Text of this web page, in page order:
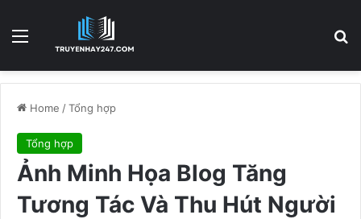
Home /Tổng hợp
Tổng hợp
Ảnh Minh Họa Blog Tăng
Tương Tác Và Thu Hút Người